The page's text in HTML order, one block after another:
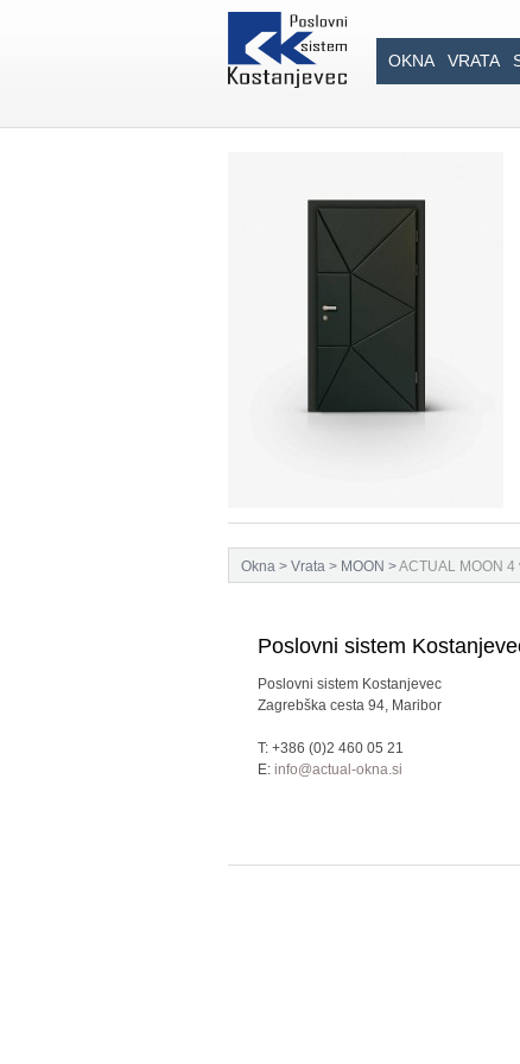
OKNA VRATA
Okna > Vrata > MOON >ACTUAL MOON
Poslovni sistem
Poslovni sistem Kostanjevec
Zagrebška cesta 94, Maribor
T: +386 (0)2 460 05 21
E: info@actual-okna.si